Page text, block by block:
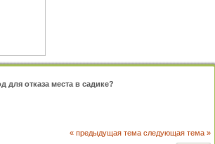
для отказа места в садике?
« предыдущая тема следующая тема »